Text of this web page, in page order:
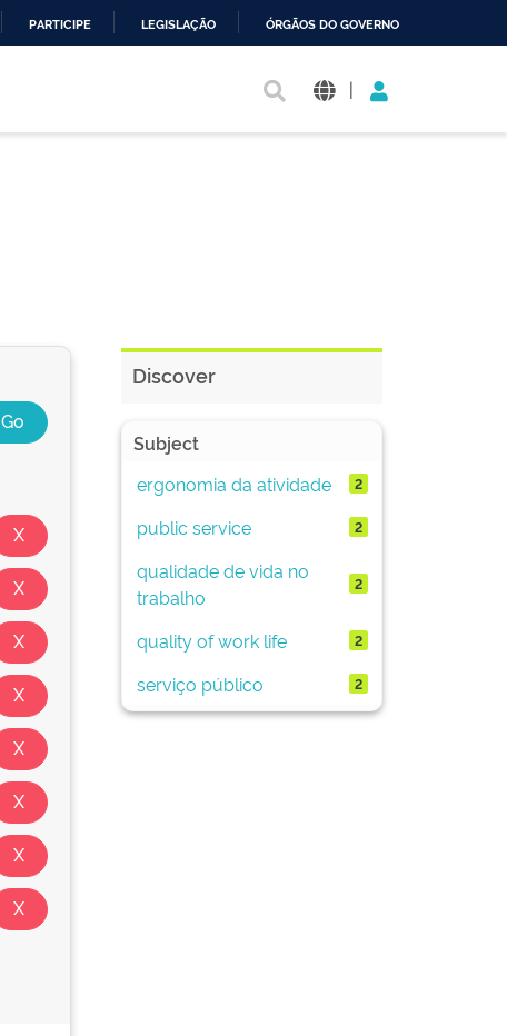
PARTICIPE LEGISLAÇÃO ÓRGÃOS DO GOVERNO
|
Discover
Subject
ergonomia da atividade
2
public service 2
qualidade de vida no
trabalho
2
quality of work life 2
serviço público 2